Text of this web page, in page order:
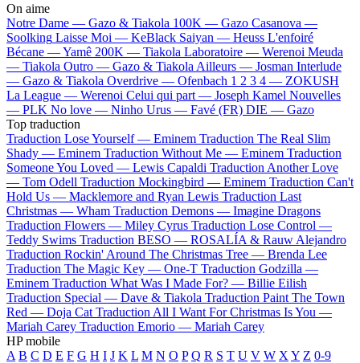
On aime
Notre Dame — Gazo & Tiakola 100K — Gazo Casanova —
Soolking Laisse Moi — KeBlack Saiyan — Heuss L'enfoiré
Bécane —Yamê 200K — Tiakola Laboratoire — Werenoi Meuda
— Tiakola Outro — Gazo & Tiakola Ailleurs — Josman Interlude
— Gazo & Tiakola Overdrive — Ofenbach 1 2 3 4 — ZOKUSH
La League — Werenoi Celui qui part — Joseph Kamel Nouvelles
— PLK No love — Ninho Urus — Favé (FR) DIE — Gazo
Top traduction
Traduction Lose Yourself — Eminem Traduction The Real Slim
Shady — Eminem Traduction Without Me — Eminem Traduction
Someone You Loved — Lewis Capaldi Traduction Another Love
— Tom Odell Traduction Mockingbird — Eminem Traduction Can't
Hold Us — Macklemore and Ryan Lewis Traduction Last
Christmas — Wham Traduction Demons — Imagine Dragons
Traduction Flowers — Miley Cyrus Traduction Lose Control —
Teddy Swims Traduction BESO — ROSALÍA & Rauw Alejandro
Traduction Rockin' Around The Christmas Tree — Brenda Lee
Traduction The Magic Key — One-T Traduction Godzilla —
Eminem Traduction What Was I Made For? — Billie Eilish
Traduction Special — Dave & Tiakola Traduction Paint The Town
Red — Doja Cat Traduction All I Want For Christmas Is You —
Mariah Carey Traduction Emorio — Mariah Carey
HP mobile
A B C D E F G H I J K L M N O P Q R S T U V W X Y Z 0-9